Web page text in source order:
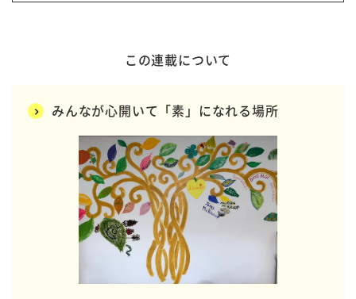
この連載について
みんなが心開いて「素」になれる場所